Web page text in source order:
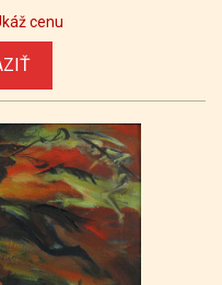
cenu